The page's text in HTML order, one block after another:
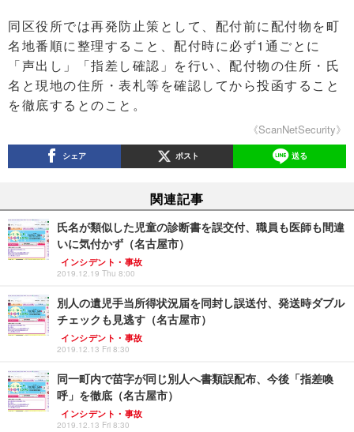
同区役所では再発防止策として、配付前に配付物を町
名地番順に整理すること、配付時に必ず1通ごとに
「声出し」「指差し確認」を行い、配付物の住所・氏
名と現地の住所・表札等を確認してから投函すること
を徹底するとのこと。
《ScanNetSecurity》
シェア ポスト 送る
関連記事
氏名が類似した児童の診断書を誤交付、職員も医師も間違
いに気付かず（名古屋市）
インシデント・事故
2019.12.19 Thu 8:00
別人の遺児手当所得状況届を同封し誤送付、発送時ダブル
チェックも見逃す（名古屋市）
インシデント・事故
2019.12.13 Fri 8:30
同一町内で苗字が同じ別人へ書類誤配布、今後「指差喚
呼」を徹底（名古屋市）
インシデント・事故
2019.12.13 Fri 8:30